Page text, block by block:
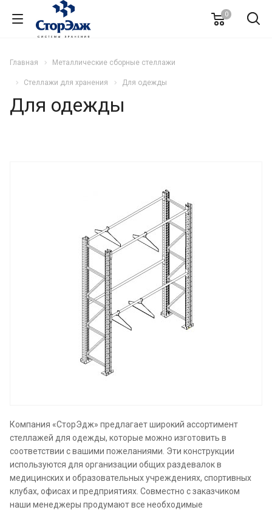
0
Главная Металлические сборные стеллажи
Стеллажи для хранения Для одежды
Для одежды
Компания «СторЭдж» предлагает широкий ассортимент
стеллажей для одежды, которые можно изготовить в
соответствии с вашими пожеланиями. Эти конструкции
используются для организации общих раздевалок в
медицинских и образовательных учреждениях, спортивных
клубах, офисах и предприятиях. Совместно с заказчиком
наши менеджеры продумают все необходимые